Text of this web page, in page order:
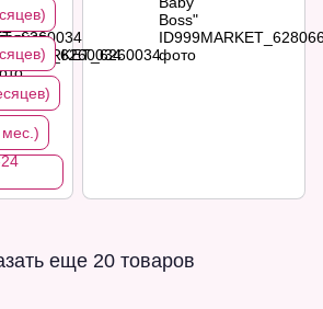
еще 20 товаров